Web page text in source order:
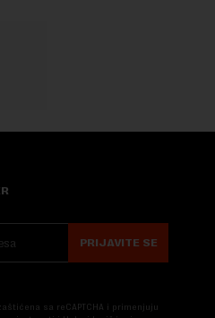
PRIJAVITE SE
sa reCAPTCHA i primenjuju